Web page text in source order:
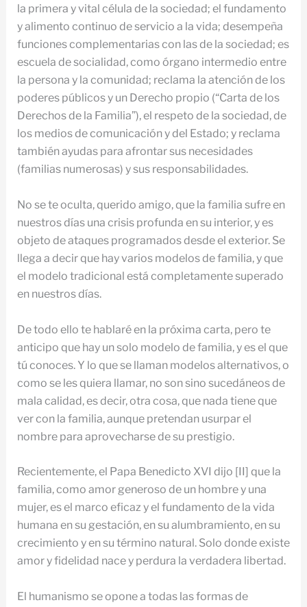
la primera y vital célula de la sociedad; el fundamento
y alimento continuo de servicio a la vida; desempeña
funciones complementarias con las de la sociedad; es
escuela de socialidad, como órgano intermedio entre
la persona y la comunidad; reclama la atención de los
poderes públicos y un Derecho propio (“Carta de los
Derechos de la Familia”), el respeto de la sociedad, de
los medios de comunicación y del Estado; y reclama
también ayudas para afrontar sus necesidades
(familias numerosas) y sus responsabilidades.
No se te oculta, querido amigo, que la familia sufre en
nuestros días una crisis profunda en su interior, y es
objeto de ataques programados desde el exterior. Se
llega a decir que hay varios modelos de familia, y que
el modelo tradicional está completamente superado
en nuestros días.
De todo ello te hablaré en la próxima carta, pero te
anticipo que hay un solo modelo de familia, y es el que
tú conoces. Y lo que se llaman modelos alternativos, o
como se les quiera llamar, no son sino sucedáneos de
mala calidad, es decir, otra cosa, que nada tiene que
ver con la familia, aunque pretendan usurpar el
nombre para aprovecharse de su prestigio.
Recientemente, el Papa Benedicto XVI dijo [II] que la
familia, como amor generoso de un hombre y una
mujer, es el marco eficaz y el fundamento de la vida
humana en su gestación, en su alumbramiento, en su
crecimiento y en su término natural. Solo donde existe
amor y fidelidad nace y perdura la verdadera libertad.
El humanismo se opone a todas las formas de